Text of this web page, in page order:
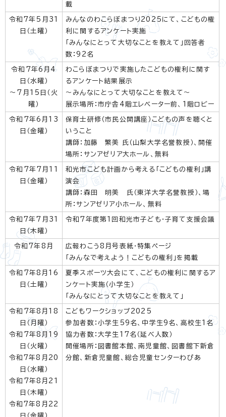
載
令和7年5月31
日（土曜）
みんなのわこらぼまつり2025にて、こどもの権
利に関するアンケート実施
「みんなにとって大切なことを教えて」回答者
数：92名
令和7年6月4
日（水曜）
～7月15日（火
曜）
わこらぼまつりで実施したこどもの権利に関す
るアンケート結果展示
～みんなにとって大切なことを教えて～
展示場所：市庁舎4階エレベーター前、1階ロビー
令和7年6月13
日（金曜）
保育士研修（市民公開講座）こどもの声を聴くと
いうこと
講師：加藤 繁美 氏（山梨大学名誉教授）、開催
場所：サンアゼリア大ホール、無料
令和7年7月11
日（金曜）
和光市こども計画から考える「こどもの権利」講
演会
講師：森田 明美 氏（東洋大学名誉教授）、場
所：サンアゼリア小ホール、無料
令和7年7月31
日（木曜）
令和7年度第1回和光市子ども・子育て支援会議
令和7年8月
広報わこう8月号表紙・特集ページ
「みんなで考えよう！こどもの権利」を掲載
令和7年8月16
日（土曜）
夏季スポーツ大会にて、こどもの権利に関するア
ンケート実施（小学生）
「みんなにとって大切なことを教えて」
令和7年8月18
日（月曜）
令和7年8月19
日（火曜）
令和7年8月20
日（水曜）
令和7年8月21
日（木曜）
令和7年8月22
日（金曜）
こどもワークショップ2025
参加者数：小学生59名、中学生9名、高校生1名
協力者数：大学生17名（延べ人数）
開催場所：図書館本館、南児童館、図書館下新倉
分館、新倉児童館、総合児童センターわぴあ